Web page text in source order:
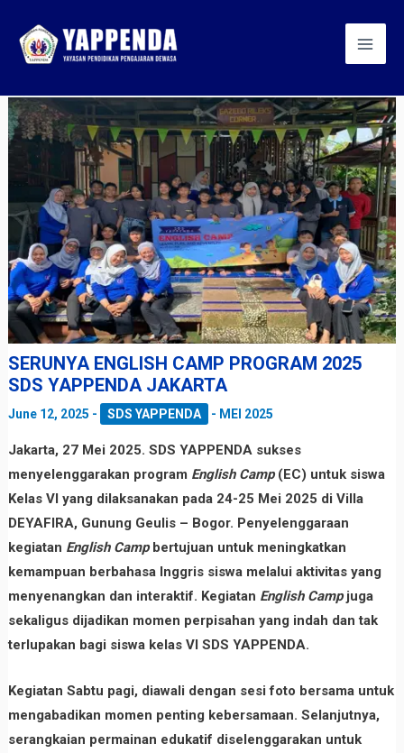
content
SERUNYA ENGLISH CAMP PROGRAM 2025
SDS YAPPENDA JAKARTA
June 12, 2025 - SDS YAPPENDA - MEI 2025
Jakarta, 27 Mei 2025. SDS YAPPENDA sukses
menyelenggarakan program English Camp(EC) untuk siswa
Kelas VI yang dilaksanakan pada 24-25 Mei 2025 di Villa
DEYAFIRA, Gunung Geulis – Bogor. Penyelenggaraan
kegiatan English Campbertujuan untuk meningkatkan
kemampuan berbahasa Inggris siswa melalui aktivitas yang
menyenangkan dan interaktif. Kegiatan English Campjuga
sekaligus dijadikan momen perpisahan yang indah dan tak
terlupakan bagi siswa kelas VI SDS YAPPENDA.
Kegiatan Sabtu pagi, diawali dengan sesi foto bersama untuk
mengabadikan momen penting kebersamaan. Selanjutnya,
serangkaian permainan edukatif diselenggarakan untuk
navigation